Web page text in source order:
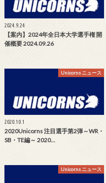
2024.9.24
【案内】2024年全日本大学選手権 開
催概要 2024.09.26
Unicorns ニュース
2020.10.1
2020Unicorns 注目選手第2弾～WR・
SB・TE編～ 2020…
Unicorns ニュース